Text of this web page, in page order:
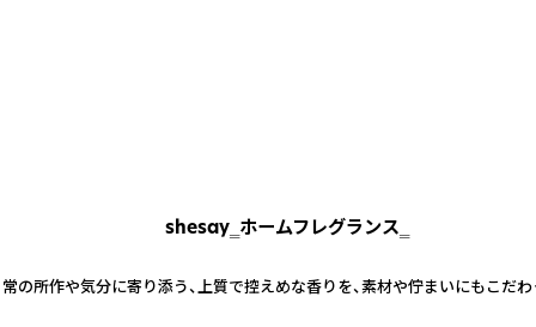
shesay‗ホームフレグランス‗
の所作や気分に寄り添う、上質で控えめな香りを、素材や佇まいにもこだ